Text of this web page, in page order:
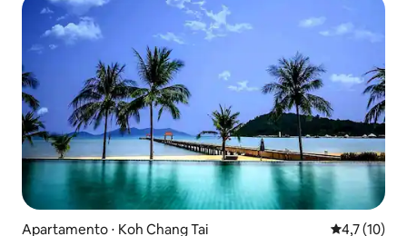
Apartamento ⋅ Koh Chang Tai 4,7 de uma
4,7 (10)